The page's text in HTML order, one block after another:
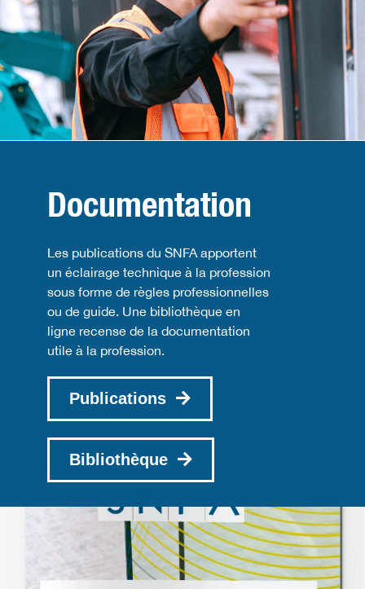
Documentation
Les publications du SNFA apportent
un éclairage technique à la profession
sous forme de règles professionnelles
ou de guide. Une bibliothèque en
ligne recense de la documentation
utile à la profession.
Publications
Bibliothèque